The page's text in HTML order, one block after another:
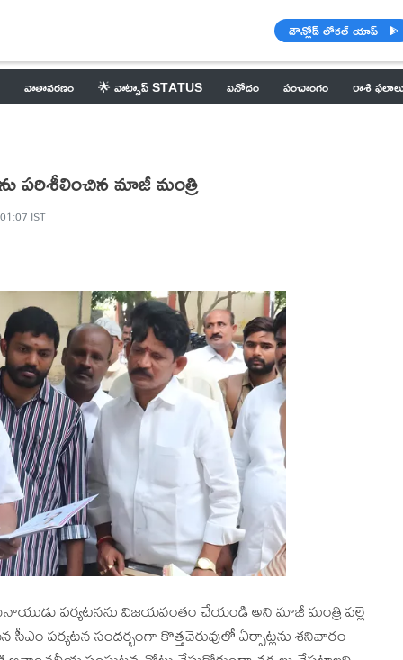
డౌన్లోడ్ లోకల్ యాప్
వాతావరణం 🌟 వాట్సాప్ STATUS వినోదం పంచాంగం రాశి
పరిశీలించిన మాజీ మంత్రి
IST
పర్యటనను విజయవంతం చేయండి అని మాజీ మంత్రి పల్లె
పర్యటన సందర్భంగా కొత్తచెరువులో ఏర్పాట్లను శనివారం